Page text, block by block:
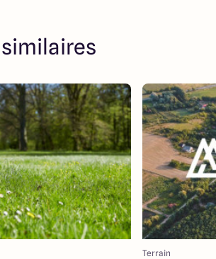
Terrain